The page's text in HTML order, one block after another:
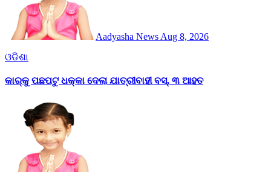
Aadyasha News Aug 8, 2026
ଓଡିଶା
କାର୍‌କୁ ପଛପଟୁ ଧକ୍କା ଦେଲା ଯାତ୍ରୀବାହୀ ବସ୍‌, ୩ ଆହତ